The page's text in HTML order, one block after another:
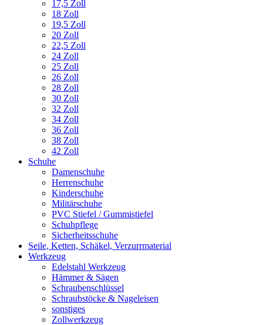
17,5 Zoll
18 Zoll
19,5 Zoll
20 Zoll
22,5 Zoll
24 Zoll
25 Zoll
26 Zoll
28 Zoll
30 Zoll
32 Zoll
34 Zoll
36 Zoll
38 Zoll
42 Zoll
Schuhe
Damenschuhe
Herrenschuhe
Kinderschuhe
Militärschuhe
PVC Stiefel / Gummistiefel
Schuhpflege
Sicherheitsschuhe
Seile, Ketten, Schäkel, Verzurrmaterial
Werkzeug
Edelstahl Werkzeug
Hämmer & Sägen
Schraubenschlüssel
Schraubstöcke & Nageleisen
sonstiges
Zollwerkzeug